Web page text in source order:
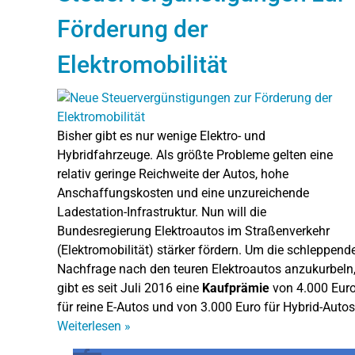
Förderung der
Elektromobilität
Bisher gibt es nur wenige Elektro- und
Hybridfahrzeuge. Als größte Probleme gelten eine
relativ geringe Reichweite der Autos, hohe
Anschaffungskosten und eine unzureichende
Ladestation-Infrastruktur. Nun will die
Bundesregierung Elektroautos im Straßenverkehr
(Elektromobilität) stärker fördern. Um die
Nachfrage nach den teuren Elektroautos anzukurbeln,
gibt es seit Juli 2016 eine Kaufprämie von 4.000
für reine E-Autos und von 3.000 Euro für Hybrid-
Weiterlesen »